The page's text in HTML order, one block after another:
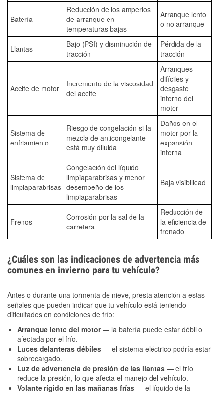
Batería
Reducción de los amperios
de arranque en
temperaturas bajas
Arranque lento
o no arranque
Llantas
Bajo (PSI) y disminución de
tracción
Pérdida de la
tracción
Aceite de motor
Incremento de la viscosidad
del aceite
Arranques
difíciles y
desgaste
interno del
motor
Sistema de
enfriamiento
Riesgo de congelación si la
mezcla de anticongelante
está muy diluida
Daños en el
motor por la
expansión
interna
Sistema de
limpiaparabrisas
Congelación del líquido
limpiaparabrisas y menor
desempeño de los
limpiaparabrisas
Baja visibilidad
Frenos
Corrosión por la sal de la
carretera
Reducción de
la eficiencia de
frenado
¿Cuáles son las indicaciones de advertencia más
comunes en invierno para tu vehículo?
Antes o durante una tormenta de nieve, presta atención a estas
señales que pueden indicar que tu vehículo está teniendo
dificultades en condiciones de frío:
Arranque lento del motor— la batería puede estar débil o
afectada por el frío.
Luces delanteras débiles — el sistema eléctrico podría estar
sobrecargado.
Luz de advertencia de presión de las llantas — el frío
reduce la presión, lo que afecta el manejo del vehículo.
Volante rígido en las mañanas frías — el líquido de la